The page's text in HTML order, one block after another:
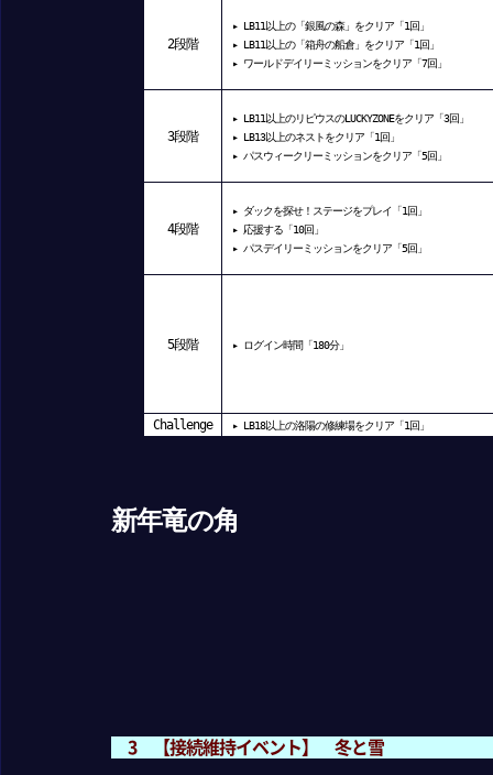
2段階
▸ LB11以上の「銀風の森」をクリア「1回」
▸ LB11以上の「箱舟の船倉」をクリア「1回」
▸ ワールドデイリーミッションをクリア「7回」
3段階
▸ LB11以上のリピウスのLUCKYZONEをクリア「3回」
▸ LB13以上のネストをクリア「1回」
▸ パスウィークリーミッションをクリア「5回」
4段階
▸ ダックを探せ！ステージをプレイ「1回」
▸ 応援する「10回」
▸ パスデイリーミッションをクリア「5回」
5段階 ▸ ログイン時間「180分」
Challenge ▸ LB18以上の洛陽の修練場をクリア「1回」
新年竜の角
3 【接続維持イベント】 冬と雪